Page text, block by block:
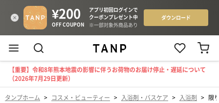
【重要】令和8年熊本地震の影響に伴うお荷物のお届け停止・遅延について
（2026年7月29日更新）
タンプホーム > コスメ・ビューティー > 入浴剤・バスケア > 入浴剤 > 限